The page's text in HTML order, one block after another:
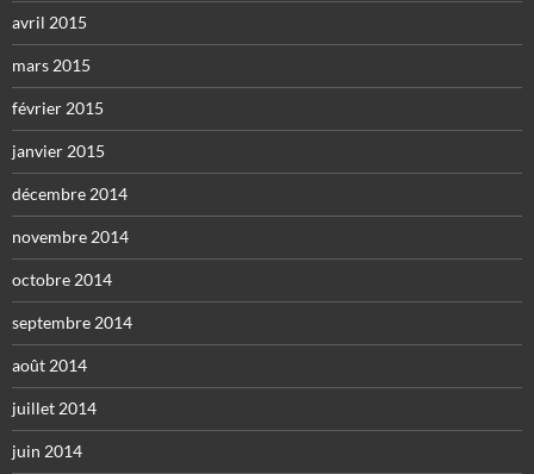
avril 2015
mars 2015
février 2015
janvier 2015
décembre 2014
novembre 2014
octobre 2014
septembre 2014
août 2014
juillet 2014
juin 2014